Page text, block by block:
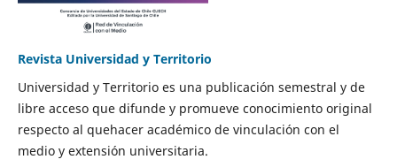
Revista Universidad y Territorio
Universidad y Territorio es una publicación semestral y de
libre acceso que difunde y promueve conocimiento original
respecto al quehacer académico de vinculación con el
medio y extensión universitaria.